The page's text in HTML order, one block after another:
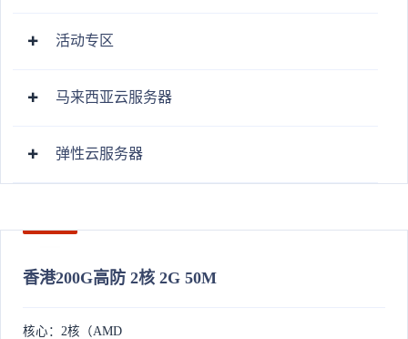
活动专区
马来西亚云服务器
弹性云服务器
香港200G高防 2核 2G 50M
核心：2核（AMD